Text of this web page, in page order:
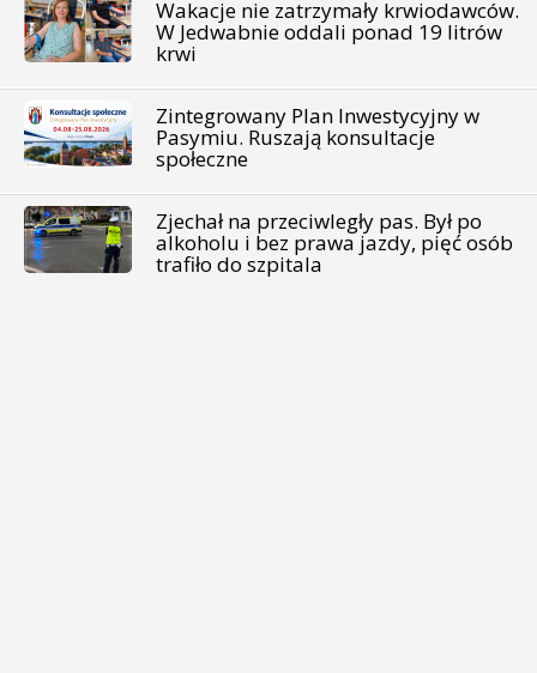
Wakacje nie zatrzymały krwiodawców.
W Jedwabnie oddali ponad 19 litrów
krwi
Zintegrowany Plan Inwestycyjny w
Pasymiu. Ruszają konsultacje
społeczne
Zjechał na przeciwległy pas. Był po
alkoholu i bez prawa jazdy, pięć osób
trafiło do szpitala